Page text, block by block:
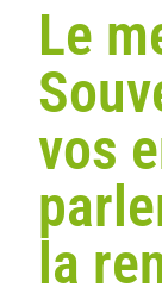
Le
vos
la